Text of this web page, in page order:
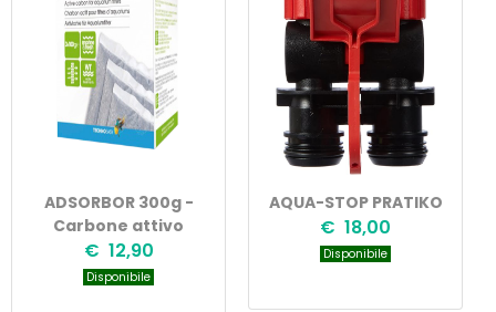
ADSORBOR 300g -
Carbone attivo
€ 12,90
Disponibile
AQUA-STOP PRATIKO
€ 18,00
Disponibile